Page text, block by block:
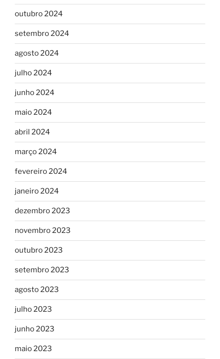
outubro 2024
setembro 2024
agosto 2024
julho 2024
junho 2024
maio 2024
abril 2024
março 2024
fevereiro 2024
janeiro 2024
dezembro 2023
novembro 2023
outubro 2023
setembro 2023
agosto 2023
julho 2023
junho 2023
maio 2023